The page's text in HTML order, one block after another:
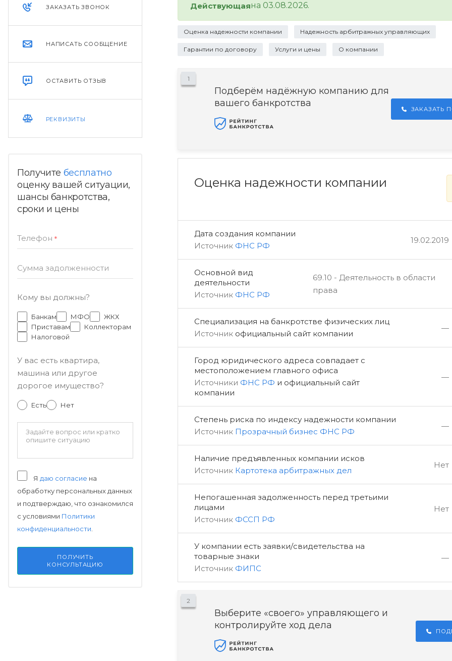
ЗАКАЗАТЬ ЗВОНОК
НАПИСАТЬ СООБЩЕНИЕ
ОСТАВИТЬ ОТЗЫВ
РЕКВИЗИТЫ
Получите бесплатно
оценку вашей ситуации,
шансы банкротства,
сроки и цены
Телефон *
Сумма задолженности
Кому вы должны?
Банкам МФО
ЖКХ
Приставам
Коллекторам
Налоговой
У вас есть квартира,
машина или другое
дорогое имущество?
Есть Нет
Я даю согласие на
обработку персональных данных
и подтверждаю, что ознакомился
с условиями Политики
конфиденциальности.
ПОЛУЧИТЬ
КОНСУЛЬТАЦИЮ
Действующаяна 03.08.2026.
Оценка надежности компании Надежность арбитражных управляющих
Гарантии по договору Услуги и цены О компании
1
Подберём надёжную компанию для
вашего банкротства
ЗАКАЗАТЬ
Оценка надежности компании
Дата создания компании
Источник ФНС РФ
19.02.2019
Основной вид
деятельности
Источник ФНС РФ
69.10 - Деятельность в области
права
Специализация на банкротстве физических лиц
Источник официальный сайт компании
—
Город юридического адреса совпадает с
местоположением главного офиса
Источники ФНС РФ и официальный сайт
компании
—
Степень риска по индексу надежности компании
Источник Прозрачный бизнес ФНС РФ
—
Наличие предъявленных компании исков
Источник Картотека арбитражных дел
Нет
Непогашенная задолженность перед третьими
лицами
Источник ФССП РФ
Нет
У компании есть заявки/свидетельства на
товарные знаки
Источник ФИПС
—
2
Выберите «своего» управляющего и
контролируйте ход дела